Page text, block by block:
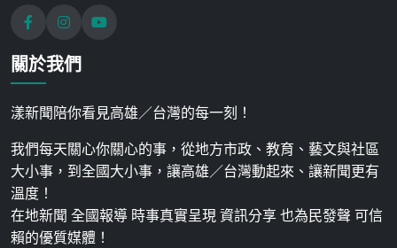
關於我們
漾新聞陪你看見高雄／台灣的每一刻！
我們每天關心你關心的事，從地方市政、教育、藝文與社區
大小事，到全國大小事，讓高雄／台灣動起來、讓新聞更有
溫度！
在地新聞 全國報導 時事真實呈現 資訊分享 也為民發聲 可信
賴的優質媒體！